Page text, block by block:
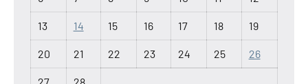
13 14 15 16 17 18 19
20 21 22 23 24 25 26